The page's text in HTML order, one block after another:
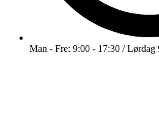
Man - Fre: 9:00 - 17:30 / Lørdag